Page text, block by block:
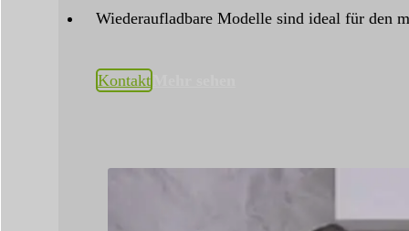
Wiederaufladbare Modelle sind ideal für den
Kontakt